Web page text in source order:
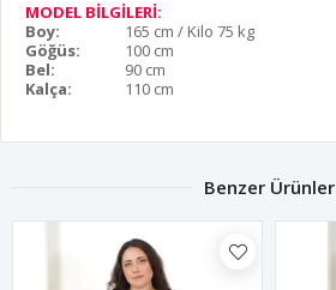
MODEL BİLGİLERİ:
Boy:
165 cm / Kilo 75 kg
Göğüs:
100 cm
Bel:
90 cm
Kalça:
110 cm
Benzer Ürünler